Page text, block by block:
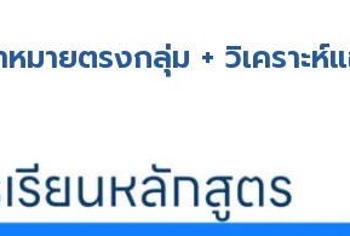
ายตรงกลุ่ม + วิเคราะห์